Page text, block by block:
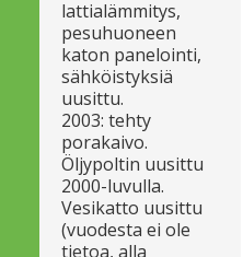
lattialämmitys,
pesuhuoneen
katon panelointi,
sähköistyksiä
uusittu.
2003: tehty
porakaivo.
Öljypoltin uusittu
2000-luvulla.
Vesikatto uusittu
(vuodesta ei ole
tietoa, alla